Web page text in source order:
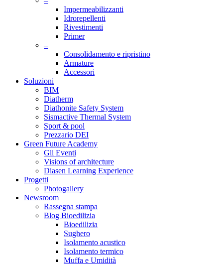
Impermeabilizzanti
Idrorepellenti
Rivestimenti
Primer
–
Consolidamento e ripristino
Armature
Accessori
Soluzioni
BIM
Diatherm
Diathonite Safety System
Sismactive Thermal System
Sport & pool
Prezzario DEI
Green Future Academy
Gli Eventi
Visions of architecture
Diasen Learning Experience
Progetti
Photogallery
Newsroom
Rassegna stampa
Blog Bioedilizia
Bioedilizia
Sughero
Isolamento acustico
Isolamento termico
Muffa e Umidità